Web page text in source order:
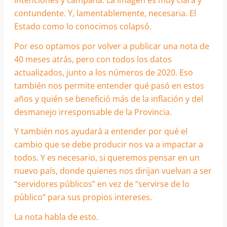
contundente. Y, lamentablemente, necesaria. El
Estado como lo conocimos colapsó.
Por eso optamos por volver a publicar una nota de
40 meses atrás, pero con todos los datos
actualizados, junto a los números de 2020. Eso
también nos permite entender qué pasó en estos
años y quién se benefició más de la inflación y del
desmanejo irresponsable de la Provincia.
Y también nos ayudará a entender por qué el
cambio que se debe producir nos va a impactar a
todos. Y es necesario, si queremos pensar en un
nuevo país, donde quienes nos dirijan vuelvan a ser
“servidores públicos” en vez de “servirse de lo
público” para sus propios intereses.
La nota habla de esto.